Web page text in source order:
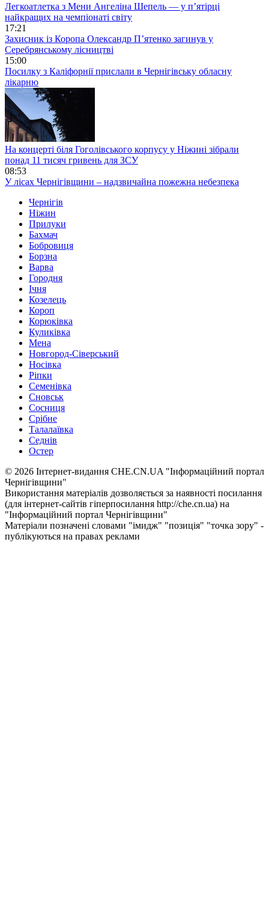
Легкоатлетка з Мени Ангеліна Шепель — у п’ятірці
найкращих на чемпіонаті світу
17:21
Захисник із Коропа Олександр П’ятенко загинув у
Серебрянському лісництві
15:00
Посилку з Каліфорнії прислали в Чернігівську обласну
лікарню
На концерті біля Гоголівського корпусу у Ніжині зібрали
понад 11 тисяч гривень для ЗСУ
08:53
У лісах Чернігівщини – надзвичайна пожежна небезпека
Чернігів
Ніжин
Прилуки
Бахмач
Бобровиця
Борзна
Варва
Городня
Ічня
Козелець
Короп
Корюківка
Куликівка
Мена
Новгород-Сіверський
Носівка
Ріпки
Семенівка
Сновськ
Сосниця
Срібне
Талалаївка
Седнів
Остер
© 2026 Інтернет-видання CHE.CN.UA "Інформаційний портал
Чернiгiвщини"
Використання матеріалів дозволяється за наявності посилання
(для інтернет-сайтів гіперпосилання http://che.cn.ua) на
"Інформаційний портал Чернiгiвщини"
Матеріали позначені словами "імидж" "позиція" "точка зору" -
публікуються на правах реклами